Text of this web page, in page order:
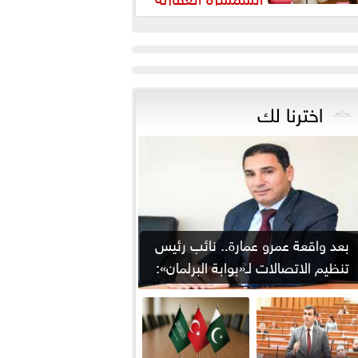
لضبط السوق وحماية
اخترنا لك
بعد واقعة عمرو عمارة.. نائب رئيس
تنظيم الاتصالات لـ«بوابة البرلمان»:
من يوقع...